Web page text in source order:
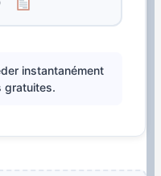
instantanément
gratuites.